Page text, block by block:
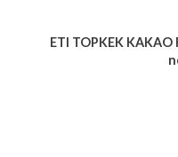
ETI TOPKEK KAKAO